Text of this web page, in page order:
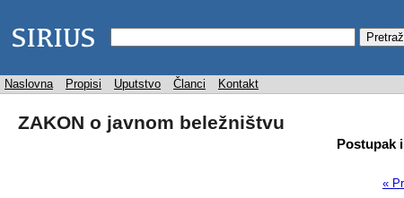
Naslovna Propisi Uputstvo Članci Kontakt
ZAKON o javnom beležništvu
Postupak
«